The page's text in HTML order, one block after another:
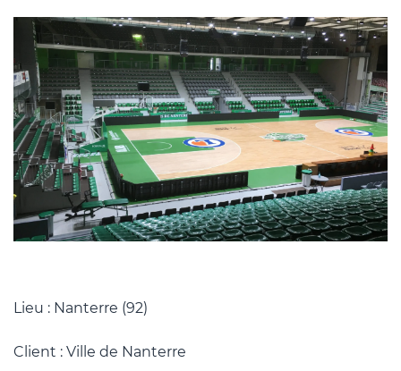
Lieu : Nanterre (92)
Client : Ville de Nanterre